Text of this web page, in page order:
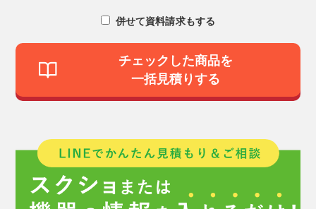
併せて資料請求もする
チェックした商品を
一括見積りする